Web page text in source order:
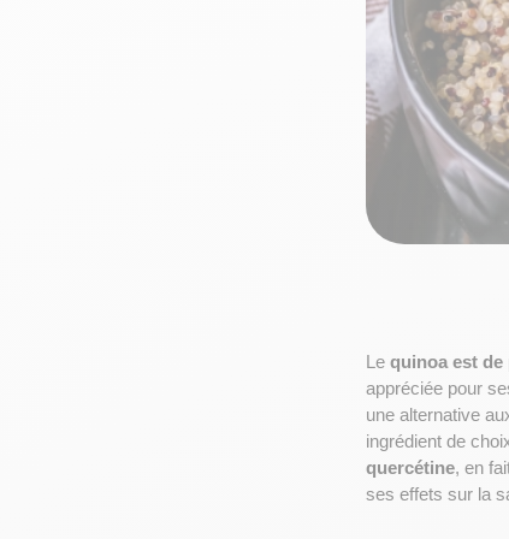
Le quinoa est de
appréciée pour
une alternative
ingrédient de
quercétine, en
ses effets sur la